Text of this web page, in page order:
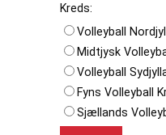
Kreds:
Volleyball
Midtjysk
Volleyball
Fyns Volleyball
Sjællands